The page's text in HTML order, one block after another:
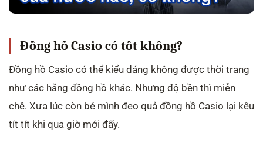
Đồng hồ Casio có tốt không?
Đồng hồ Casio có thể kiểu dáng không được thời trang
như các hãng đồng hồ khác. Nhưng độ bền thì miễn
chê. Xưa lúc còn bé mình đeo quả đồng hồ Casio lại kêu
tít tít khi qua giờ mới đấy.